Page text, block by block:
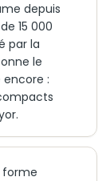
depuis
15 000
par la
le
encore :
forme